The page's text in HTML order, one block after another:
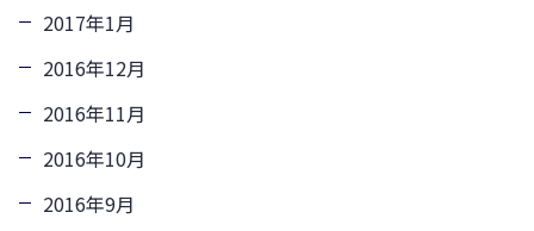
2017年1月
2016年12月
2016年11月
2016年10月
2016年9月